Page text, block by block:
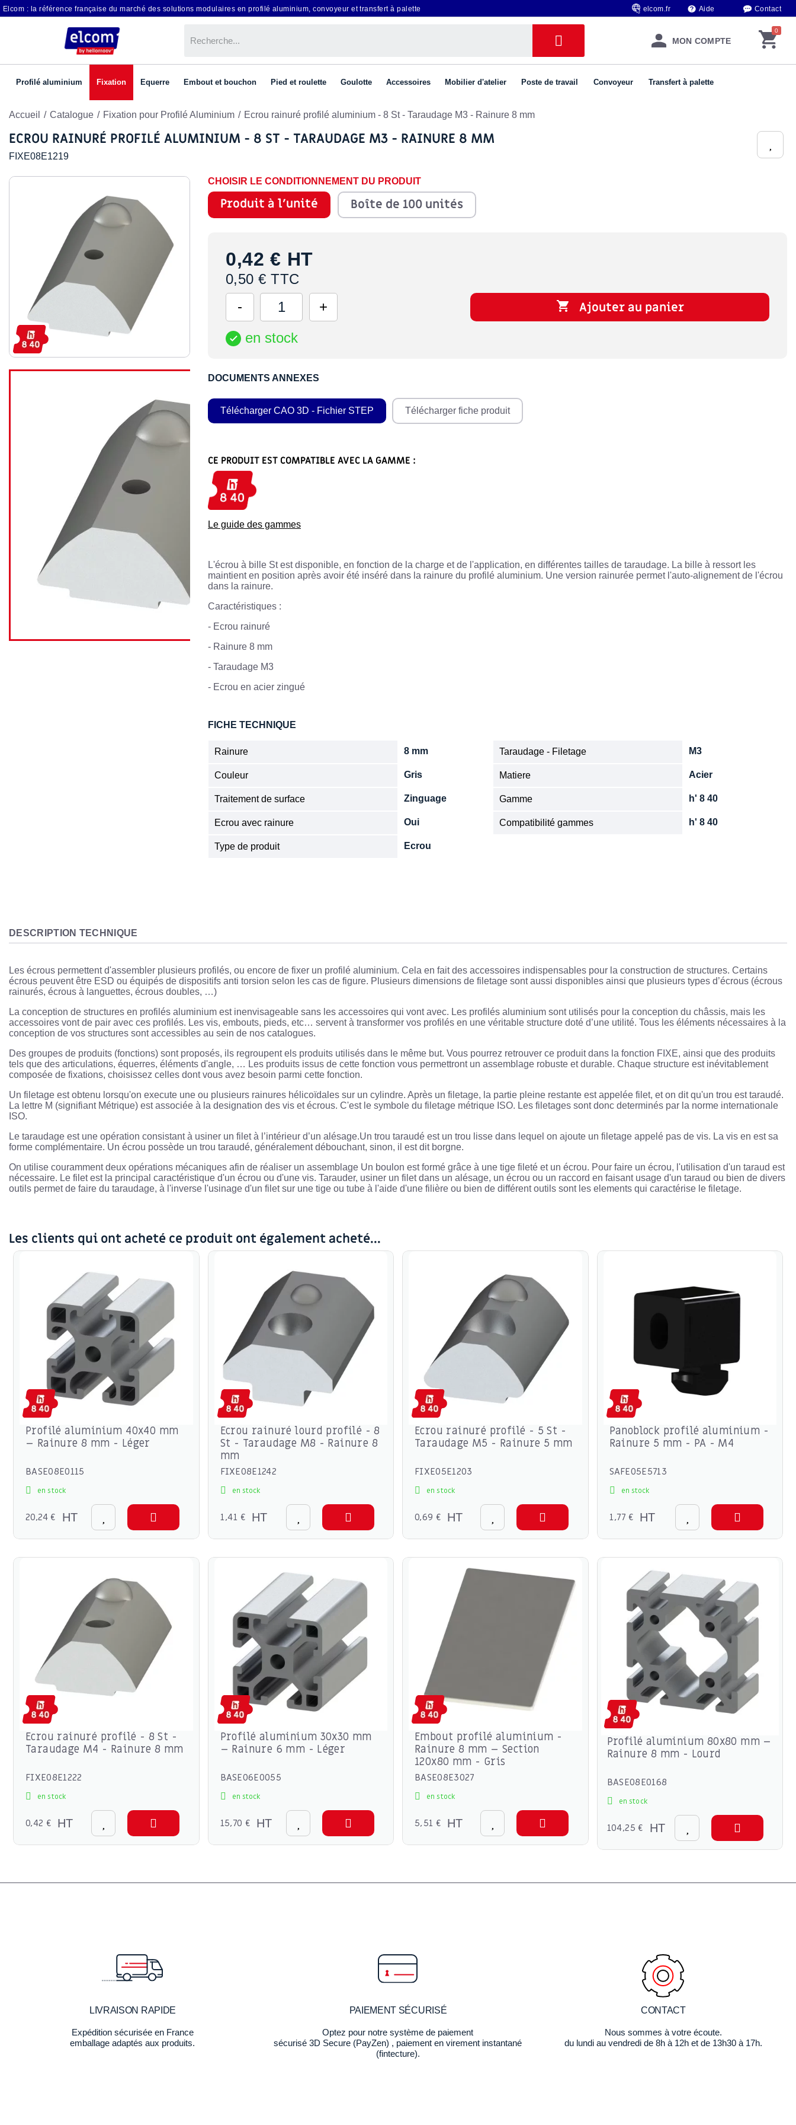
Elcom : la référence française du marché des solutions modulaires en profilé aluminium, convoyeur et transfert à palette elcom.fr Aide Contact
MON COMPTE
Profilé aluminium Fixation Equerre Embout et bouchon Pied et roulette Goulotte Accessoires Mobilier d'atelier Poste de travail Convoyeur Transfert à palette
Accueil Catalogue Fixation pour Profilé Aluminium Ecrou rainuré profilé aluminium - 8 St - Taraudage M3 - Rainure 8 mm
ECROU RAINURÉ PROFILÉ ALUMINIUM - 8 ST - TARAUDAGE M3 - RAINURE 8 MM
FIXE08E1219
CHOISIR LE CONDITIONNEMENT DU PRODUIT
Produit à l'unité Boîte de 100 unités
0,42 € HT
0,50 € TTC
 Ajouter au panier
 en stock
DOCUMENTS ANNEXES
Télécharger CAO 3D - Fichier STEP Télécharger fiche produit
CE PRODUIT EST COMPATIBLE AVEC LA GAMME :
Le guide des gammes
L'écrou à bille St est disponible, en fonction de la charge et de l'application, en différentes tailles de taraudage. La bille à ressort les
maintient en position après avoir été inséré dans la rainure du profilé aluminium. Une version rainurée permet l'auto-alignement de l'écrou
dans la rainure.
Caractéristiques :
- Ecrou rainuré
- Rainure 8 mm
- Taraudage M3
- Ecrou en acier zingué
FICHE TECHNIQUE
Rainure 8 mm Taraudage - Filetage M3
Couleur Gris Matiere Acier
Traitement de surface Zinguage Gamme h' 8 40
Ecrou avec rainure Oui Compatibilité gammes h' 8 40
Type de produit Ecrou
DESCRIPTION TECHNIQUE
Les écrous permettent d'assembler plusieurs profilés, ou encore de fixer un profilé aluminium. Cela en fait des accessoires indispensables pour la construction de structures. Certains
écrous peuvent être ESD ou équipés de dispositifs anti torsion selon les cas de figure. Plusieurs dimensions de filetage sont aussi disponibles ainsi que plusieurs types d’écrous (écrous
rainurés, écrous à languettes, écrous doubles, …)
La conception de structures en profilés aluminium est inenvisageable sans les accessoires qui vont avec. Les profilés aluminium sont utilisés pour la conception du châssis, mais les
accessoires vont de pair avec ces profilés. Les vis, embouts, pieds, etc… servent à transformer vos profilés en une véritable structure doté d’une utilité. Tous les éléments nécessaires à la
conception de vos structures sont accessibles au sein de nos catalogues.
Des groupes de produits (fonctions) sont proposés, ils regroupent els produits utilisés dans le même but. Vous pourrez retrouver ce produit dans la fonction FIXE, ainsi que des produits
tels que des articulations, équerres, éléments d'angle, … Les produits issus de cette fonction vous permettront un assemblage robuste et durable. Chaque structure est inévitablement
composée de fixations, choisissez celles dont vous avez besoin parmi cette fonction.
Un filetage est obtenu lorsqu'on execute une ou plusieurs rainures hélicoïdales sur un cylindre. Après un filetage, la partie pleine restante est appelée filet, et on dit qu'un trou est taraudé.
La lettre M (signifiant Métrique) est associée à la designation des vis et écrous. C'est le symbole du filetage métrique ISO. Les filetages sont donc determinés par la norme internationale
ISO.
Le taraudage est une opération consistant à usiner un filet à l’intérieur d’un alésage.Un trou taraudé est un trou lisse dans lequel on ajoute un filetage appelé pas de vis. La vis en est sa
forme complémentaire. Un écrou possède un trou taraudé, généralement débouchant, sinon, il est dit borgne.
On utilise couramment deux opérations mécaniques afin de réaliser un assemblage Un boulon est formé grâce à une tige fileté et un écrou. Pour faire un écrou, l'utilisation d'un taraud est
nécessaire. Le filet est la principal caractéristique d'un écrou ou d'une vis. Tarauder, usiner un filet dans un alésage, un écrou ou un raccord en faisant usage d'un taraud ou bien de divers
outils permet de faire du taraudage, à l'inverse l'usinage d'un filet sur une tige ou tube à l'aide d'une filière ou bien de différent outils sont les elements qui caractérise le filetage.
Les clients qui ont acheté ce produit ont également acheté...
Profilé aluminium 40x40 mm
– Rainure 8 mm - Léger
BASE08E0115
en stock
20,24 € HT
Ecrou rainuré lourd profilé - 8
St - Taraudage M8 - Rainure 8
mm
FIXE08E1242
en stock
1,41 € HT
Ecrou rainuré profilé - 5 St -
Taraudage M5 - Rainure 5 mm
FIXE05E1203
en stock
0,69 € HT
Panoblock profilé aluminium -
Rainure 5 mm - PA - M4
SAFE05E5713
en stock
1,77 € HT
Ecrou rainuré profilé - 8 St -
Taraudage M4 - Rainure 8 mm
FIXE08E1222
en stock
0,42 € HT
Profilé aluminium 30x30 mm
– Rainure 6 mm - Léger
BASE06E0055
en stock
15,70 € HT
Embout profilé aluminium -
Rainure 8 mm – Section
120x80 mm - Gris
BASE08E3027
en stock
5,51 € HT
Profilé aluminium 80x80 mm –
Rainure 8 mm - Lourd
BASE08E0168
en stock
104,25 € HT
LIVRAISON RAPIDE
Expédition sécurisée en France
emballage adaptés aux produits.
PAIEMENT SÉCURISÉ
Optez pour notre système de paiement
sécurisé 3D Secure (PayZen) , paiement en virement instantané
(fintecture).
CONTACT
Nous sommes à votre écoute.
du lundi au vendredi de 8h à 12h et de 13h30 à 17h.